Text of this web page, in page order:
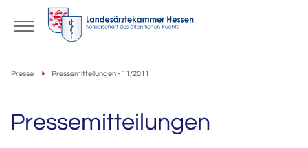
Presse Pressemitteilungen - 11/2011
Pressemitteilungen